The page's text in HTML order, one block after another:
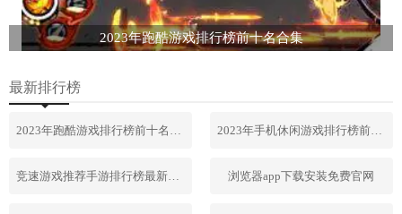
2023年跑酷游戏排行榜前十名合集
最新排行榜
2023年跑酷游戏排行榜前十名合集 2023年手机休闲游戏排行榜前十名
竞速游戏推荐手游排行榜最新2023 浏览器app下载安装免费官网